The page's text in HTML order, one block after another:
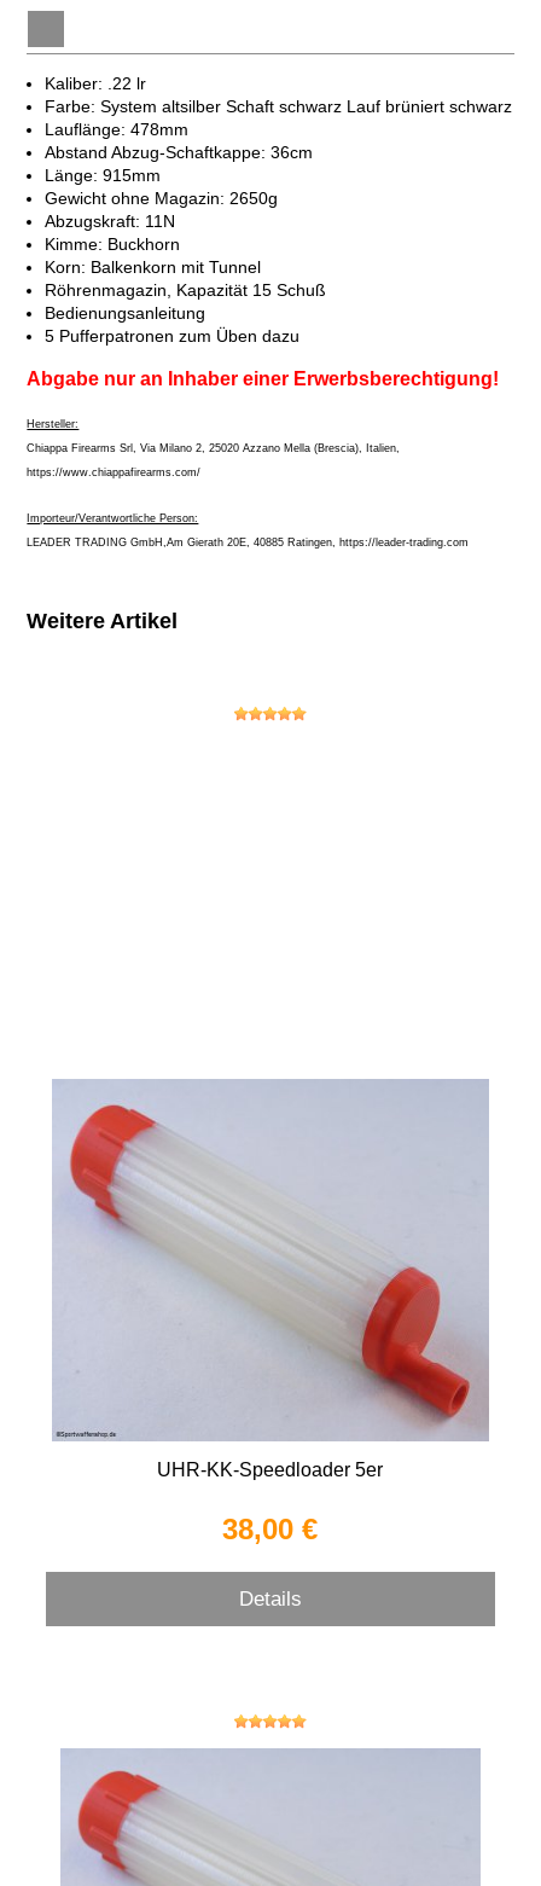
Kaliber: .22 lr
Farbe: System altsilber Schaft schwarz Lauf brüniert schwarz
Lauflänge: 478mm
Abstand Abzug-Schaftkappe: 36cm
Länge: 915mm
Gewicht ohne Magazin: 2650g
Abzugskraft: 11N
Kimme: Buckhorn
Korn: Balkenkorn mit Tunnel
Röhrenmagazin, Kapazität 15 Schuß
Bedienungsanleitung
5 Pufferpatronen zum Üben dazu
Abgabe nur an Inhaber einer Erwerbsberechtigung!
Hersteller:
Chiappa Firearms Srl, Via Milano 2, 25020 Azzano Mella (Brescia), Italien,
https://www.chiappafirearms.com/
Importeur/Verantwortliche Person:
LEADER TRADING GmbH,Am Gierath 20E, 40885 Ratingen, https://leader-trading.com
Weitere Artikel
UHR-KK-Speedloader 5er
38,00 €
Details